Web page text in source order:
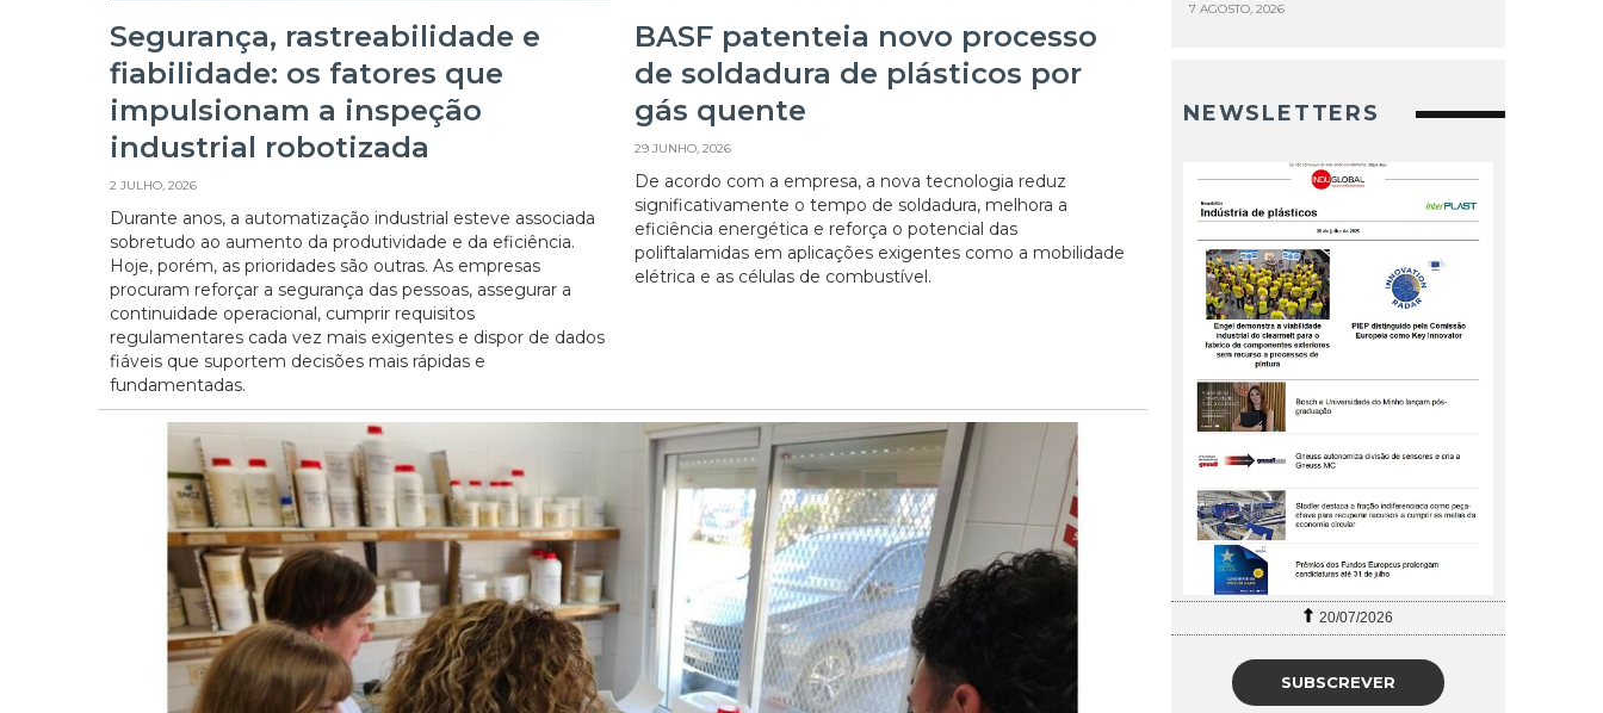
Segurança, rastreabilidade e
fiabilidade: os fatores que
impulsionam a inspeção
industrial robotizada
2 JULHO, 2026
Durante anos, a automatização industrial esteve associada
sobretudo ao aumento da produtividade e da eficiência.
Hoje, porém, as prioridades são outras. As empresas
procuram reforçar a segurança das pessoas, assegurar a
continuidade operacional, cumprir requisitos
regulamentares cada vez mais exigentes e dispor de dados
fiáveis que suportem decisões mais rápidas e
fundamentadas.
BASF patenteia novo processo
de soldadura de plásticos por
gás quente
29 JUNHO, 2026
De acordo com a empresa, a nova tecnologia reduz
significativamente o tempo de soldadura, melhora a
eficiência energética e reforça o potencial das
poliftalamidas em aplicações exigentes como a mobilidade
elétrica e as células de combustível.
7 AGOSTO, 2026
NEWSLETTERS
20/07/2026 27/07/2026 20/07/2026
SUBSCREVER